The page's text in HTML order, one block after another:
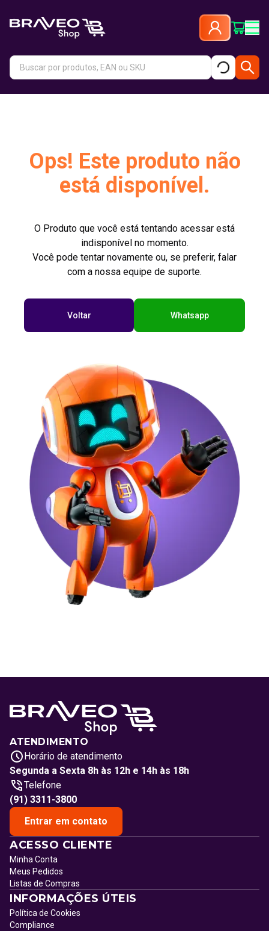
Ops! Este produto não
está disponível.
O Produto que você está tentando acessar está
indisponível no momento.
Você pode tentar novamente ou, se preferir, falar
com a nossa equipe de suporte.
Voltar Whatsapp
ATENDIMENTO
Horário de atendimento
Segunda a Sexta 8h às 12h e 14h às 18h
Telefone
(91) 3311-3800
Entrar em contato
ACESSO CLIENTE
Minha Conta
Meus Pedidos
Listas de Compras
INFORMAÇÕES ÚTEIS
Política de Cookies
Compliance